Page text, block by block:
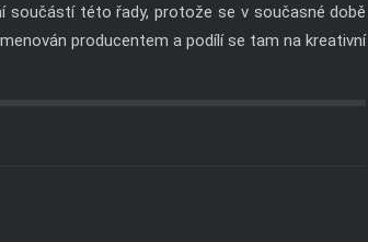
součástí této řady, protože se v současné době
producentem a podílí se tam na kreativní